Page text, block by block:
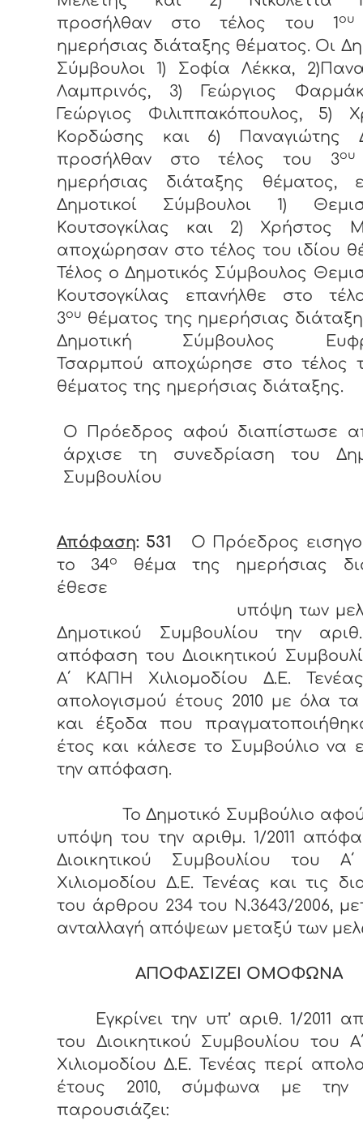
προσήλθαν στο τέλος του 1 ου
ημερήσιας διάταξης θέματος. Οι
Σύμβουλοι 1) Σοφία Λέκκα,
Λαμπρινός, 3) Γεώργιος
Γεώργιος Φιλιππακόπουλος, 5)
Κορδώσης και 6) Παναγιώτης
προσήλθαν στο τέλος του 3ου
ημερήσιας διάταξης θέματος,
Δημοτικοί Σύμβουλοι 1)
Κουτσογκίλας και 2) Χρήστος
αποχώρησαν στο τέλος του ιδίου
Τέλος ο Δημοτικός Σύμβουλος
Κουτσογκίλας επανήλθε στο
3ου θέματος της ημερήσιας
Δημοτική Σύμβουλος
Τσαρμπού αποχώρησε στο τέλος
θέματος της ημερήσιας διάταξης.
Ο Πρόεδρος αφού διαπίστωσε
άρχισε τη συνεδρίαση του
Συμβουλίου
Απόφαση: 531
Ο Πρόεδρος
το 34ο
θέμα της ημερήσιας
έθεσε
υπόψη των μελών
Δημοτικού Συμβουλίου την αριθ.
απόφαση του Διοικητικού
Α΄ ΚΑΠΗ Χιλιομοδίου Δ.Ε.
απολογισμού έτους 2010 με όλα
και έξοδα που
έτος και κάλεσε το Συμβούλιο να
την απόφαση.
Το Δημοτικό Συμβούλιο αφού
υπόψη του την αριθμ. 1/2011
Διοικητικού Συμβουλίου του
Χιλιομοδίου Δ.Ε. Τενέας και τις
του άρθρου 234 του Ν.3643/2006,
ανταλλαγή απόψεων μεταξύ των
ΑΠΟΦΑΣΙΖΕΙ ΟΜΟΦΩΝΑ
Εγκρίνει την υπ’ αριθ. 1/2011
του Διοικητικού Συμβουλίου του
Χιλιομοδίου Δ.Ε. Τενέας περί
έτους 2010, σύμφωνα με την
παρουσιάζει: